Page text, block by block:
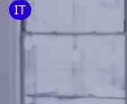
IT